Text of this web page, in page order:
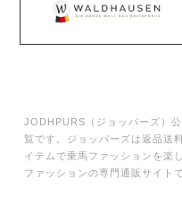
JODHPURS（ジョッパーズ）
覧です。ジョッパーズは返品送
イテムで乗馬ファッションを楽
ファッションの専門通販サイトで